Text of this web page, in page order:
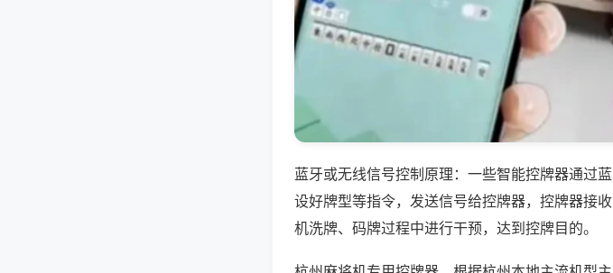
蓝牙或无线信号控制原理：一些智能控牌器通过
设好牌型等指令，发送信号给控牌器，控牌器接
机洗牌、码牌过程中进行干预，达到控牌目的。